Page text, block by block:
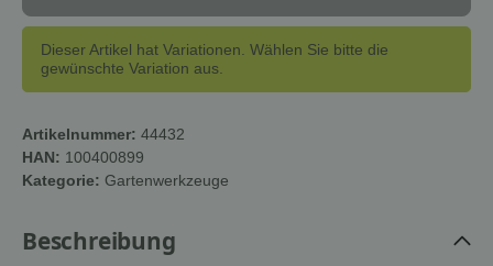
Dieser Artikel hat Variationen. Wählen Sie bitte die
gewünschte Variation aus.
Artikelnummer: 44432
HAN: 100400899
Kategorie: Gartenwerkzeuge
Beschreibung